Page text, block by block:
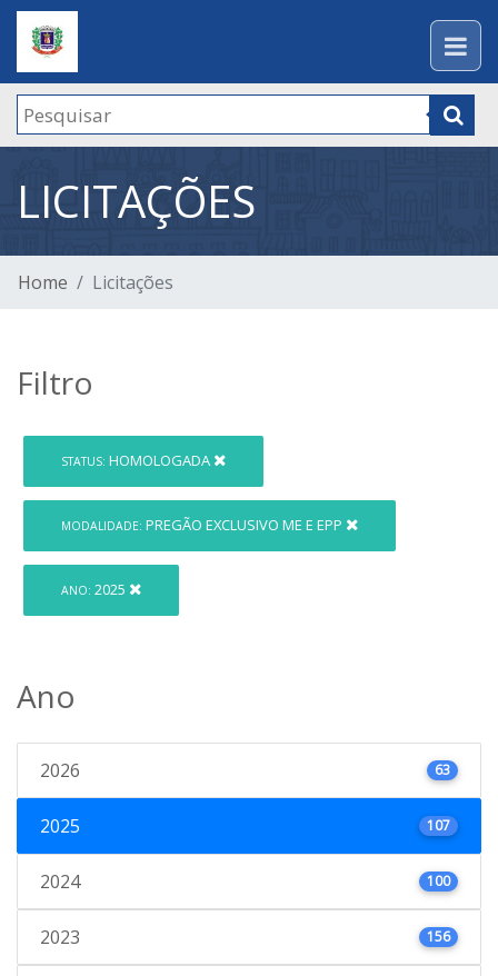
LICITAÇÕES
Home Licitações
Filtro
STATUS: HOMOLOGADA
MODALIDADE: PREGÃO EXCLUSIVO ME E EPP
ANO: 2025
Ano
2026 63
2025 107
2024 100
2023 156